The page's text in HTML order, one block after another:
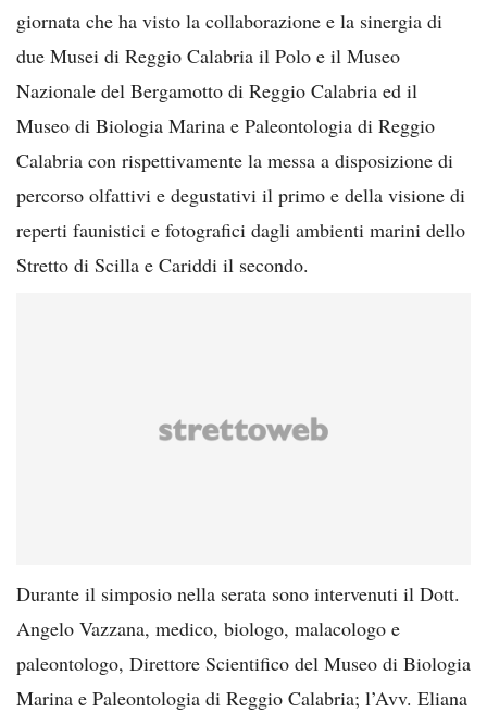
giornata che ha visto la collaborazione e la sinergia di
due Musei di Reggio Calabria il Polo e il Museo
Nazionale del Bergamotto di Reggio Calabria ed il
Museo di Biologia Marina e Paleontologia di Reggio
Calabria con rispettivamente la messa a disposizione di
percorso olfattivi e degustativi il primo e della visione di
reperti faunistici e fotografici dagli ambienti marini dello
Stretto di Scilla e Cariddi il secondo.
Durante il simposio nella serata sono intervenuti il Dott.
Angelo Vazzana, medico, biologo, malacologo e
paleontologo, Direttore Scientifico del Museo di Biologia
Marina e Paleontologia di Reggio Calabria; l’Avv. Eliana